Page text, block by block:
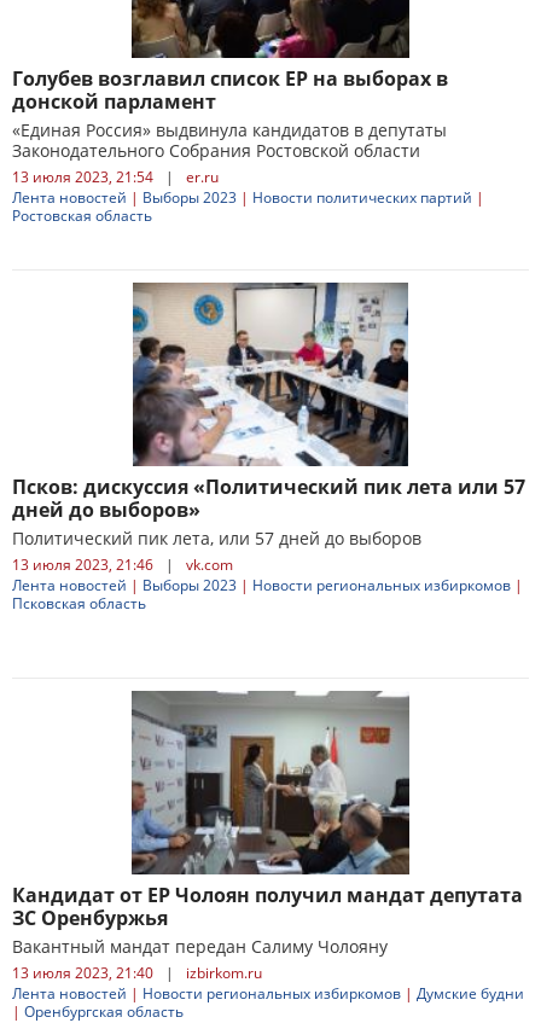
Голубев возглавил список ЕР на выборах в
донской парламент
«Единая Россия» выдвинула кандидатов в депутаты
Законодательного Собрания Ростовской области
13 июля 2023, 21:54 |
er.ru
Лента новостей | Выборы 2023 | Новости политических партий |
Ростовская область
Псков: дискуссия «Политический пик лета или 57
дней до выборов»
Политический пик лета, или 57 дней до выборов
13 июля 2023, 21:46 |
vk.com
Лента новостей | Выборы 2023 | Новости региональных избиркомов |
Псковская область
Кандидат от ЕР Чолоян получил мандат депутата
ЗС Оренбуржья
Вакантный мандат передан Салиму Чолояну
13 июля 2023, 21:40 |
izbirkom.ru
Лента новостей | Новости региональных избиркомов | Думские будни
| Оренбургская область